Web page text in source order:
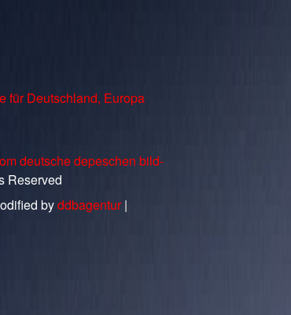
für Deutschland, Europa
deutsche depeschen bild-
Reserved
byddbagentur|